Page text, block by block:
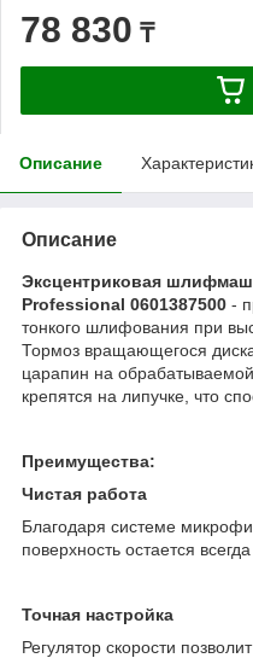
78 830 ₸
Описание
Описание
Эксцентриковая
Professional 0601387500 -
тонкого шлифования при
Тормоз вращающегося
царапин на
крепятся на липучке, что
Преимущества:
Чистая работа
Благодаря системе
поверхность остается
Точная настройка
Регулятор скорости